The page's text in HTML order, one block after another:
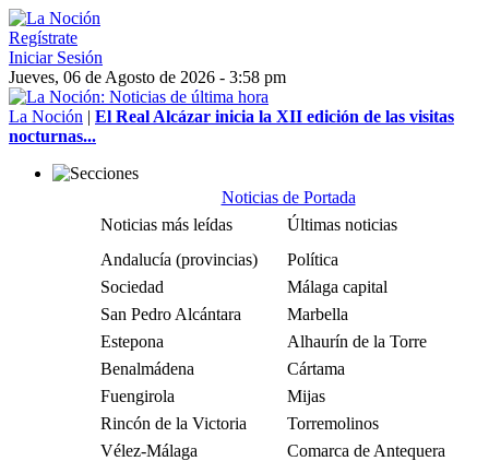
Regístrate
Iniciar Sesión
Jueves, 06 de Agosto de 2026 - 3:58 pm
La Noción | El Real Alcázar inicia la XII edición de las visitas
nocturnas...
Noticias de Portada
Noticias más leídas
Últimas noticias
Andalucía (provincias)
Política
Sociedad
Málaga capital
San Pedro Alcántara
Marbella
Estepona
Alhaurín de la Torre
Benalmádena
Cártama
Fuengirola
Mijas
Rincón de la Victoria
Torremolinos
Vélez-Málaga
Comarca de Antequera